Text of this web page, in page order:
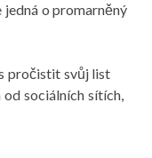
o promarněný
pročistit svůj list
sociálních sítích,